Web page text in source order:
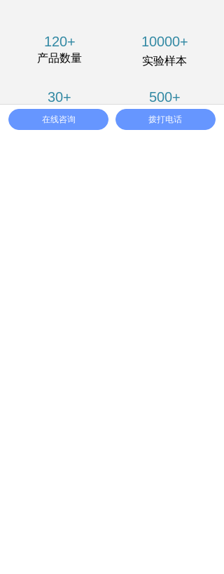
120+
产品数量
30+
软件著作
10000+
实验样本
500+
合作单位
在线咨询 拨打电话